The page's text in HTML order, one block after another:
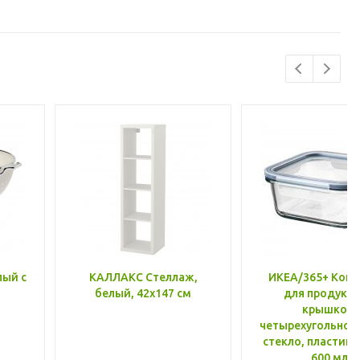
с
КАЛЛАКС Стеллаж,
белый, 42x147 см
ИКЕА/365+
для
крышкой,
стекло, пластик